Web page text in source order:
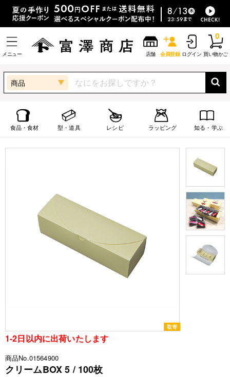
メニュー 店舗 会員登録 ログイン 買い物かご
0
商品
食品・食材 型・道具 レシピ ラッピング 知る・学ぶ
取寄
1-2日以内に出荷いたします
商品No.01564900
クリームBOX 5 / 100枚